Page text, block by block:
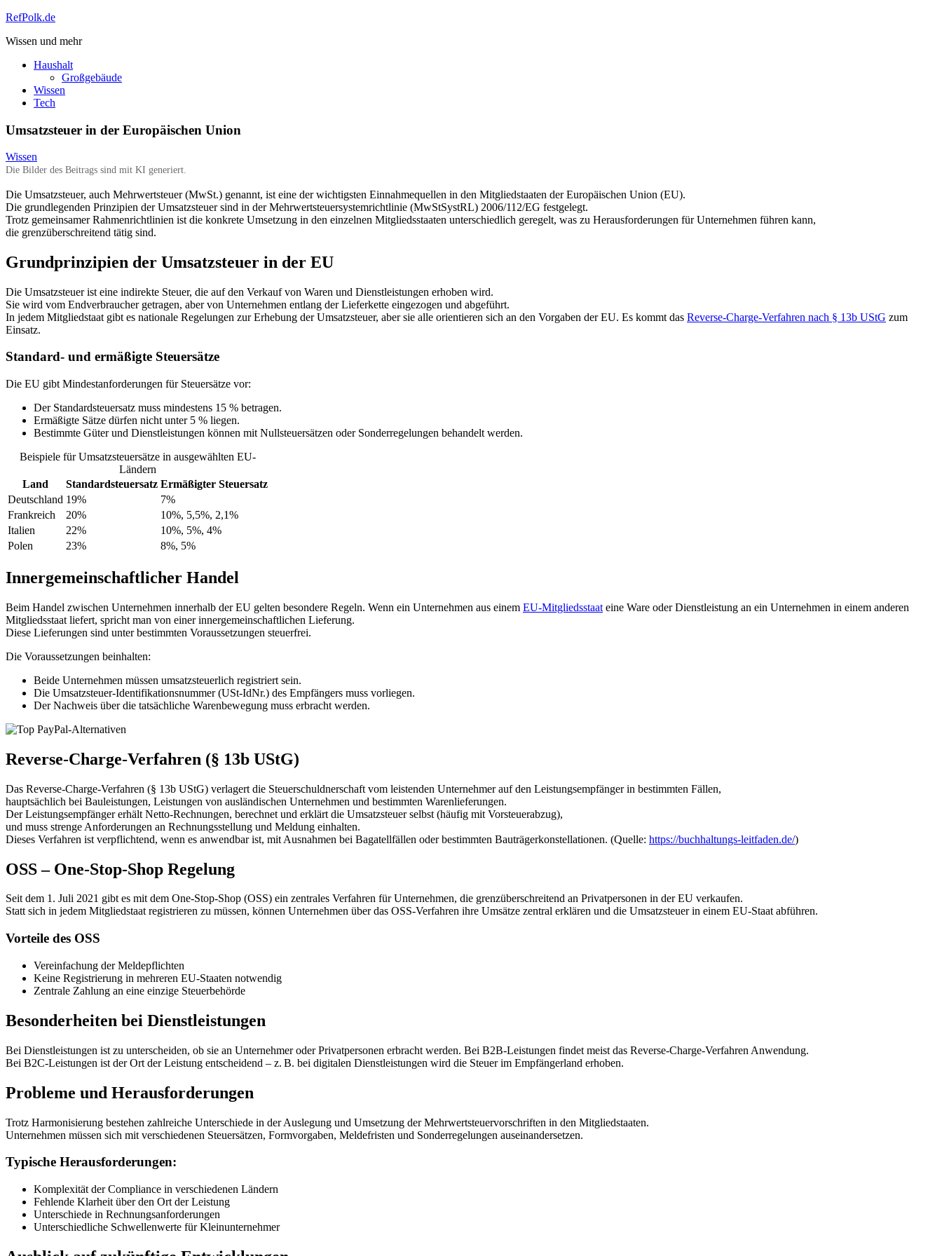
Zum
springen
RefPolk.de
Wissen und mehr
Haushalt
Großgebäude
Wissen
Tech
Umsatzsteuer in der Europäischen Union
Wissen
Die Bilder des Beitrags sind mit KI generiert.
Die Umsatzsteuer, auch Mehrwertsteuer (MwSt.) genannt, ist eine der wichtigsten Einnahmequellen in den Mitgliedstaaten der Europäischen Union (EU).
Die grundlegenden Prinzipien der Umsatzsteuer sind in der Mehrwertsteuersystemrichtlinie (MwStSystRL) 2006/112/EG festgelegt.
Trotz gemeinsamer Rahmenrichtlinien ist die konkrete Umsetzung in den einzelnen Mitgliedsstaaten unterschiedlich geregelt, was zu Herausforderungen für Unternehmen führen kann,
die grenzüberschreitend tätig sind.
Grundprinzipien der Umsatzsteuer in der EU
Die Umsatzsteuer ist eine indirekte Steuer, die auf den Verkauf von Waren und Dienstleistungen erhoben wird.
Sie wird vom Endverbraucher getragen, aber von Unternehmen entlang der Lieferkette eingezogen und abgeführt.
In jedem Mitgliedstaat gibt es nationale Regelungen zur Erhebung der Umsatzsteuer, aber sie alle orientieren sich an den Vorgaben der EU. Es kommt das Reverse-Charge-Verfahren nach § 13b UStG zum
Einsatz.
Standard- und ermäßigte Steuersätze
Die EU gibt Mindestanforderungen für Steuersätze vor:
Der Standardsteuersatz muss mindestens 15 % betragen.
Ermäßigte Sätze dürfen nicht unter 5 % liegen.
Bestimmte Güter und Dienstleistungen können mit Nullsteuersätzen oder Sonderregelungen behandelt werden.
Beispiele für Umsatzsteuersätze in ausgewählten EU-
Ländern
Land
Standardsteuersatz Ermäßigter Steuersatz
Deutschland 19%
7%
Frankreich
20%
10%, 5,5%, 2,1%
Italien
22%
10%, 5%, 4%
Polen
23% 8%, 5%
Innergemeinschaftlicher Handel
Beim Handel zwischen Unternehmen innerhalb der EU gelten besondere Regeln. Wenn ein Unternehmen aus einem EU-Mitgliedsstaat eine Ware oder Dienstleistung an ein Unternehmen in einem anderen
Mitgliedsstaat liefert, spricht man von einer innergemeinschaftlichen Lieferung.
Diese Lieferungen sind unter bestimmten Voraussetzungen steuerfrei.
Die Voraussetzungen beinhalten:
Beide Unternehmen müssen umsatzsteuerlich registriert sein.
Die Umsatzsteuer-Identifikationsnummer (USt-IdNr.) des Empfängers muss vorliegen.
Der Nachweis über die tatsächliche Warenbewegung muss erbracht werden.
Reverse-Charge-Verfahren (§ 13b UStG)
Das Reverse-Charge-Verfahren (§ 13b UStG) verlagert die Steuerschuldnerschaft vom leistenden Unternehmer auf den Leistungsempfänger in bestimmten Fällen,
hauptsächlich bei Bauleistungen, Leistungen von ausländischen Unternehmen und bestimmten Warenlieferungen.
Der Leistungsempfänger erhält Netto-Rechnungen, berechnet und erklärt die Umsatzsteuer selbst (häufig mit Vorsteuerabzug),
und muss strenge Anforderungen an Rechnungsstellung und Meldung einhalten.
Dieses Verfahren ist verpflichtend, wenn es anwendbar ist, mit Ausnahmen bei Bagatellfällen oder bestimmten Bauträgerkonstellationen. (Quelle: https://buchhaltungs-leitfaden.de/)
OSS – One-Stop-Shop Regelung
Seit dem 1. Juli 2021 gibt es mit dem One-Stop-Shop (OSS) ein zentrales Verfahren für Unternehmen, die grenzüberschreitend an Privatpersonen in der EU verkaufen.
Statt sich in jedem Mitgliedstaat registrieren zu müssen, können Unternehmen über das OSS-Verfahren ihre Umsätze zentral erklären und die Umsatzsteuer in einem EU-Staat abführen.
Vorteile des OSS
Vereinfachung der Meldepflichten
Keine Registrierung in mehreren EU-Staaten notwendig
Zentrale Zahlung an eine einzige Steuerbehörde
Besonderheiten bei Dienstleistungen
Bei Dienstleistungen ist zu unterscheiden, ob sie an Unternehmer oder Privatpersonen erbracht werden. Bei B2B-Leistungen findet meist das Reverse-Charge-Verfahren Anwendung.
Bei B2C-Leistungen ist der Ort der Leistung entscheidend – z. B. bei digitalen Dienstleistungen wird die Steuer im Empfängerland erhoben.
Probleme und Herausforderungen
Trotz Harmonisierung bestehen zahlreiche Unterschiede in der Auslegung und Umsetzung der Mehrwertsteuervorschriften in den Mitgliedstaaten.
Unternehmen müssen sich mit verschiedenen Steuersätzen, Formvorgaben, Meldefristen und Sonderregelungen auseinandersetzen.
Typische Herausforderungen:
Komplexität der Compliance in verschiedenen Ländern
Fehlende Klarheit über den Ort der Leistung
Unterschiede in Rechnungsanforderungen
Unterschiedliche Schwellenwerte für Kleinunternehmer